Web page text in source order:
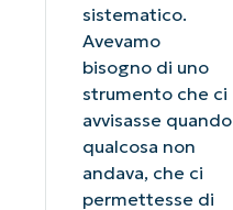
sistematico.
Avevamo
bisogno di uno
strumento che ci
avvisasse quando
qualcosa non
andava, che ci
permettesse di